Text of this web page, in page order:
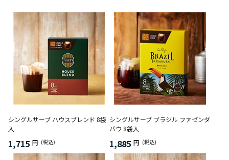
シングルサーブ ハウスブレンド 8袋
入
1,715 円 (税込)
シングルサーブ ブラジル ファゼンダ
バウ 8袋入
1,885 円 (税込)